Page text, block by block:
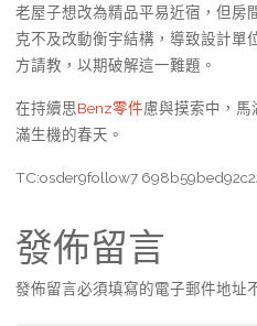
老屋子想改為精品平易近宿，但房
克不及改動衡宇結構，導致設計單
方請教，以期破解這一難題。
在持續思Benz零件慮與摸索中，馬
滿生機的春天。
TC:osder9follow7
發佈留言
發佈留言必須填寫的電子郵件地址